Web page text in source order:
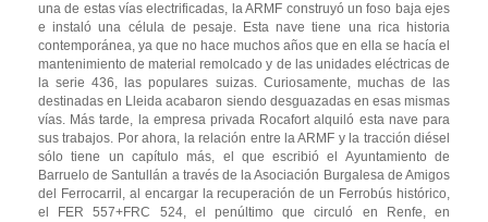
una de estas vías electrificadas, la ARMF construyó un foso baja ejes
e instaló una célula de pesaje. Esta nave tiene una rica historia
contemporánea, ya que no hace muchos años que en ella se hacía el
mantenimiento de material remolcado y de las unidades eléctricas de
la serie 436, las populares suizas. Curiosamente, muchas de las
destinadas en Lleida acabaron siendo desguazadas en esas mismas
vías. Más tarde, la empresa privada Rocafort alquiló esta nave para
sus trabajos. Por ahora, la relación entre la ARMF y la tracción diésel
sólo tiene un capítulo más, el que escribió el Ayuntamiento de
Barruelo de Santullán a través de la Asociación Burgalesa de Amigos
del Ferrocarril, al encargar la recuperación de un Ferrobús histórico,
el FER 557+FRC 524, el penúltimo que circuló en Renfe, en